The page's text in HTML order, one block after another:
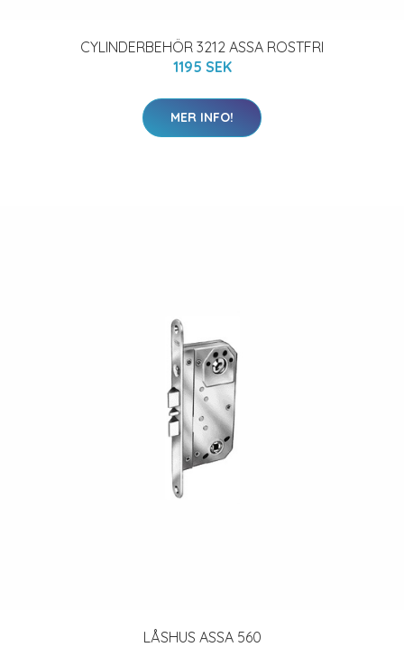
CYLINDERBEHÖR 3212 ASSA ROSTFRI
1195 SEK
MER INFO!
LÅSHUS ASSA 560